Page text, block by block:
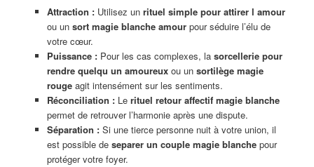
Attraction :Utilisez un rituel simple pour attirer l amour
ou un sort magie blanche amourpour séduire l’élu de
votre cœur.
Puissance :Pour les cas complexes, la sorcellerie pour
rendre quelqu un amoureuxou un sortilège magie
rougeagit intensément sur les sentiments.
Réconciliation :Le rituel retour affectif magie blanche
permet de retrouver l’harmonie après une dispute.
Séparation :Si une tierce personne nuit à votre union, il
est possible de separer un couple magie blanchepour
protéger votre foyer.